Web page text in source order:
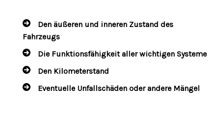
Den äußeren und inneren Zustand des
Fahrzeugs
Die Funktionsfähigkeit aller wichtigen Systeme
Den Kilometerstand
Eventuelle Unfallschäden oder andere Mängel